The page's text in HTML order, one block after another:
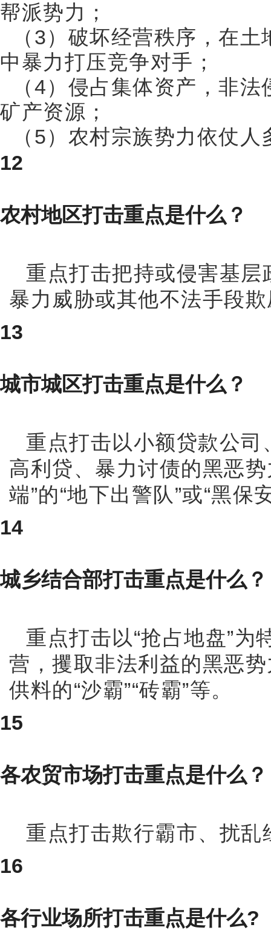
帮派势力；
（3）破坏经营秩序，在土
中暴力打压竞争对手；
（4）侵占集体资产，非法
矿产资源；
（5）农村宗族势力依仗人
12
农村地区打击重点是什么？
重点打击把持或侵害基层
暴力威胁或其他不法手段
13
城市城区打击重点是什么？
重点打击以小额贷款公
高利贷、暴力讨债的黑恶
端”的“地下出警队”或“黑保
14
城乡结合部打击重点是什么？
重点打击以“抢占地盘”
营，攫取非法利益的黑恶
供料的“沙霸”“砖霸”等。
15
各农贸市场打击重点是什么？
重点打击欺行霸市、扰乱
16
各行业场所打击重点是什么?